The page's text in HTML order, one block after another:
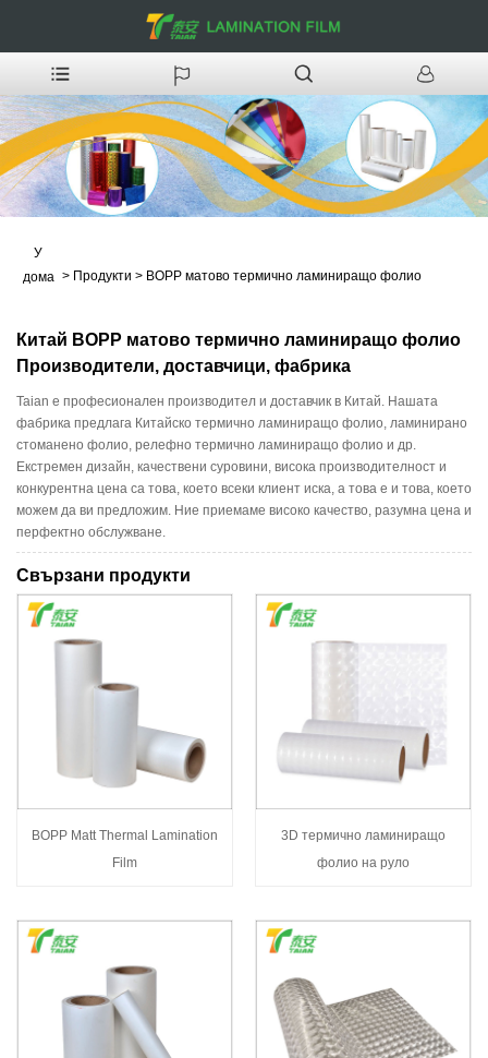
У
дома > Продукти > BOPP матово термично ламиниращо фолио
Китай BOPP матово термично ламиниращо фолио
Производители, доставчици, фабрика
Taian е професионален производител и доставчик в Китай. Нашата
фабрика предлага Китайско термично ламиниращо фолио, ламинирано
стоманено фолио, релефно термично ламиниращо фолио и др.
Екстремен дизайн, качествени суровини, висока производителност и
конкурентна цена са това, което всеки клиент иска, а това е и това, което
можем да ви предложим. Ние приемаме високо качество, разумна цена и
перфектно обслужване.
Свързани продукти
BOPP Matt Thermal Lamination
Film
3D термично ламиниращо
фолио на руло